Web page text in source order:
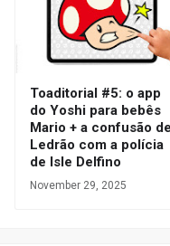
Toaditorial #5: o app
do Yoshi para bebês
Mario + a confusão de
Ledrão com a polícia
de Isle Delfino
November 29, 2025